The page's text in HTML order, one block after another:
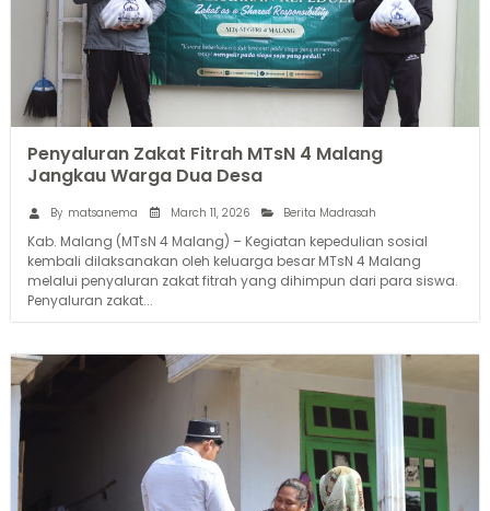
Penyaluran Zakat Fitrah MTsN 4 Malang
Jangkau Warga Dua Desa
By matsanema March 11, 2026 Berita Madrasah
Kab. Malang (MTsN 4 Malang) – Kegiatan kepedulian sosial
kembali dilaksanakan oleh keluarga besar MTsN 4 Malang
melalui penyaluran zakat fitrah yang dihimpun dari para siswa.
Penyaluran zakat...